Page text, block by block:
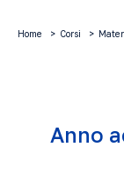
Home Corsi
Anno